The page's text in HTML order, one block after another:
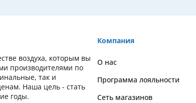
воздуха, которым вы
производителями по
так и
Наша цель - стать
годы.
Компания
О нас
Программа лояльности
Сеть магазинов